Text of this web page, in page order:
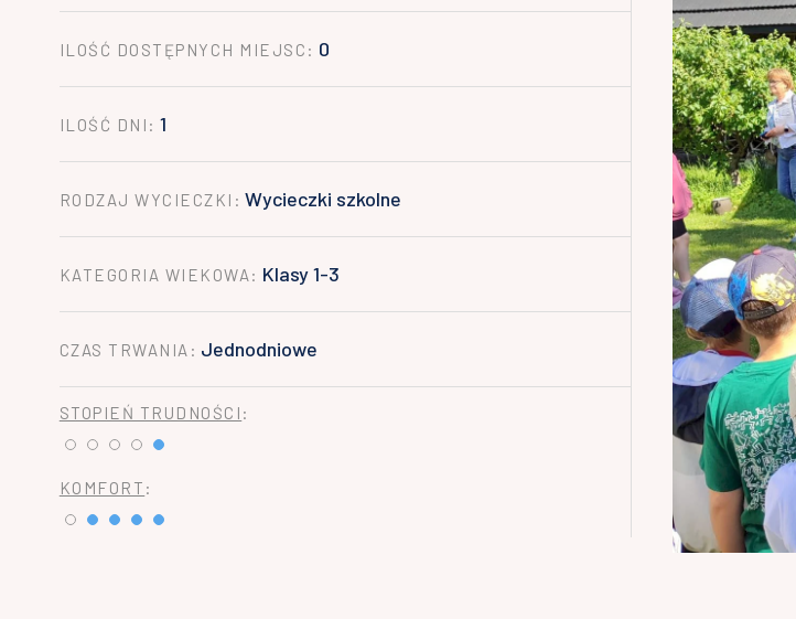
ILOŚĆ DOSTĘPNYCH MIEJSC: 0
ILOŚĆ DNI: 1
RODZAJ WYCIECZKI: Wycieczki szkolne
KATEGORIA WIEKOWA: Klasy 1-3
CZAS TRWANIA: Jednodniowe
STOPIEŃ TRUDNOŚCI :
KOMFORT :